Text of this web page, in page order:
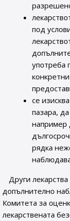
под
употреба
се
пазара,
например
рядка
Други
допълнително
Комитета за
лекарствената